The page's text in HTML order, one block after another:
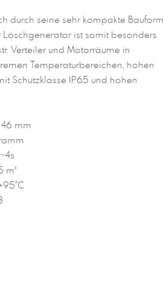
durch seine sehr kompakte Bauform
ist somit besonders
Verteiler und Motorräume in
Temperaturbereichen, hohen
Schutzklasse IP65 und hohen
mm
m³